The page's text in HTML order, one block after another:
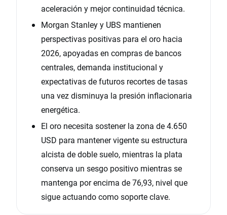
aceleración y mejor continuidad técnica.
Morgan Stanley y UBS mantienen
perspectivas positivas para el oro hacia
2026, apoyadas en compras de bancos
centrales, demanda institucional y
expectativas de futuros recortes de tasas
una vez disminuya la presión inflacionaria
energética.
El oro necesita sostener la zona de 4.650
USD para mantener vigente su estructura
alcista de doble suelo, mientras la plata
conserva un sesgo positivo mientras se
mantenga por encima de 76,93, nivel que
sigue actuando como soporte clave.